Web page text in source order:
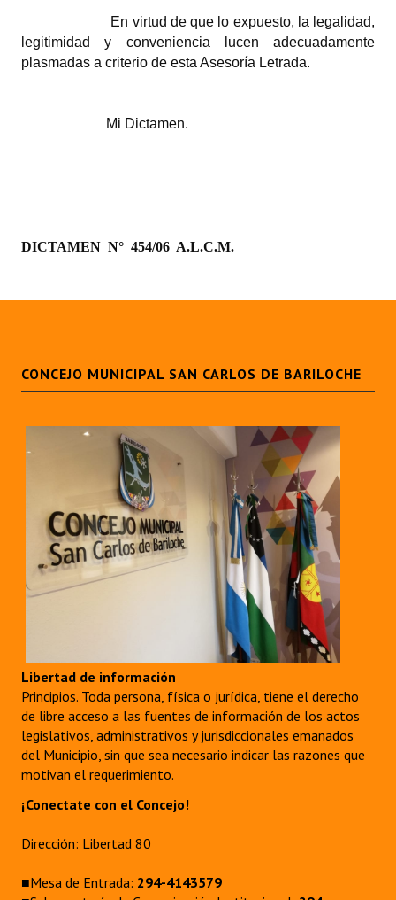
Periodistas Decanos - Registro
Ciudadano Ilustre - Registro
Huéspedes de Honor - Registro
En virtud de que lo expuesto, la legalidad,
legitimidad y conveniencia lucen adecuadamente
plasmadas a criterio de esta Asesoría Letrada.
Mi Dictamen.
DICTAMEN N° 454/06 A.L.C.M.
CONCEJO MUNICIPAL SAN CARLOS DE BARILOCHE
Libertad de información
Principios. Toda persona, física o jurídica, tiene el derecho
de libre acceso a las fuentes de información de los actos
legislativos, administrativos y jurisdiccionales emanados
del Municipio, sin que sea necesario indicar las razones que
motivan el requerimiento.
¡Conectate con el Concejo!
Dirección: Libertad 80
■Mesa de Entrada: 294-4143579